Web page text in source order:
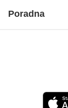
Poradna